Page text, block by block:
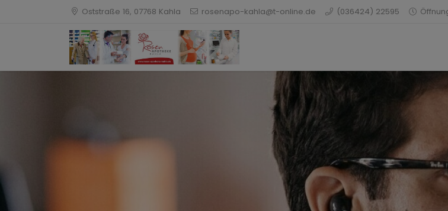
Oststraße 16, 07768 Kahla rosenapo-kahla@t-online.de (036424) 22595